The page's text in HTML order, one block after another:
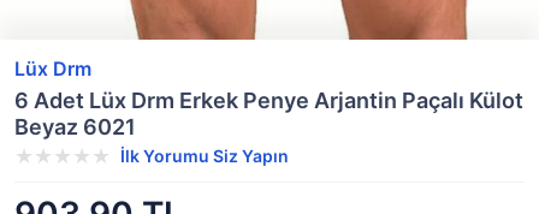
Lüx Drm
6 Adet Lüx Drm Erkek Penye Arjantin Paçalı Külot
Beyaz 6021
İlk Yorumu Siz Yapın